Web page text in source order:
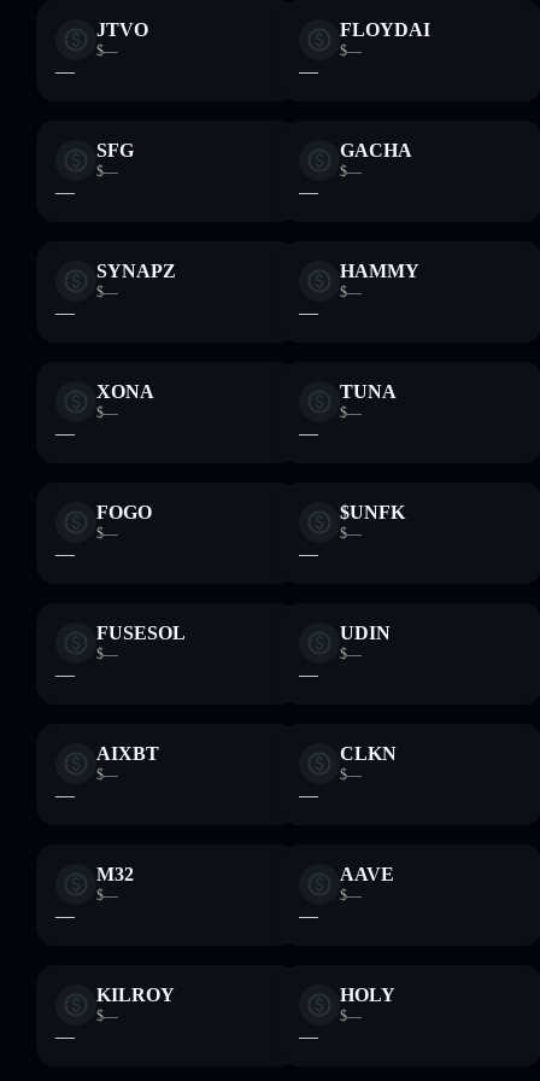
JTVO
$—
—
FLOYDAI
$—
—
SFG
$—
—
GACHA
$—
—
SYNAPZ
$—
—
HAMMY
$—
—
XONA
$—
—
TUNA
$—
—
FOGO
$—
—
$UNFK
$—
—
FUSESOL
$—
—
UDIN
$—
—
AIXBT
$—
—
CLKN
$—
—
M32
$—
—
AAVE
$—
—
KILROY
$—
—
HOLY
$—
—